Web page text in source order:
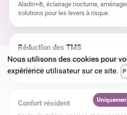
Aladin+®, éclairage nocturne,
solutions pour les levers à risque.
Réduction des TMS
Équipements conçus pour limiter les
quotidien.
Confort résident
Nous utilisons des cookies pour
expérience utilisateur sur ce site.